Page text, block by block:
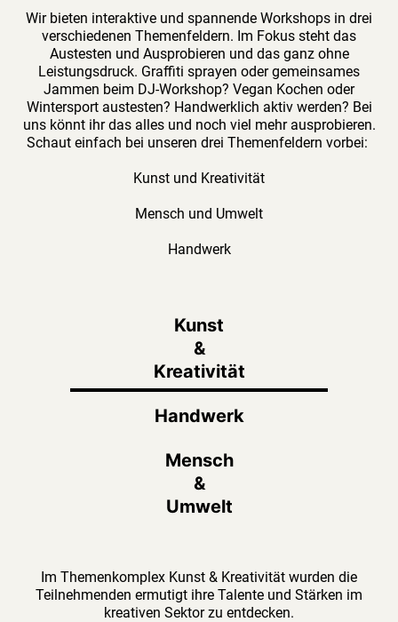
Wir bieten interaktive und spannende Workshops in drei
verschiedenen Themenfeldern. Im Fokus steht das
Austesten und Ausprobieren und das ganz ohne
Leistungsdruck. Graffiti sprayen oder gemeinsames
Jammen beim DJ-Workshop? Vegan Kochen oder
Wintersport austesten? Handwerklich aktiv werden? Bei
uns könnt ihr das alles und noch viel mehr ausprobieren.
Schaut einfach bei unseren drei Themenfeldern vorbei:
Kunst und Kreativität
Mensch und Umwelt
Handwerk
Kunst
&
Kreativität
Handwerk
Mensch
&
Umwelt
Im Themenkomplex Kunst & Kreativität wurden die
Teilnehmenden ermutigt ihre Talente und Stärken im
kreativen Sektor zu entdecken.